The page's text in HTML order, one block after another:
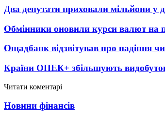
Два депутати приховали мільйони у
Обмінники оновили курси валют на
Ощадбанк відзвітував про падіння
Країни ОПЕК+ збільшують
Читати коментарі
Новини фінансів